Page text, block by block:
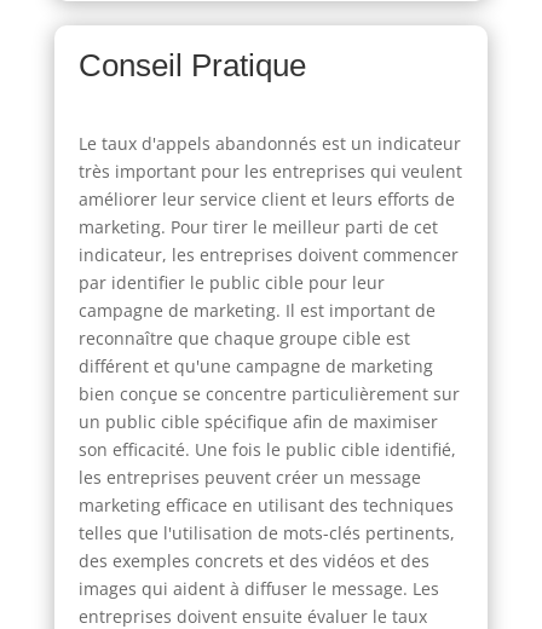
Conseil Pratique
Le taux d'appels abandonnés est un indicateur
très important pour les entreprises qui veulent
améliorer leur service client et leurs efforts de
marketing. Pour tirer le meilleur parti de cet
indicateur, les entreprises doivent commencer
par identifier le public cible pour leur
campagne de marketing. Il est important de
reconnaître que chaque groupe cible est
différent et qu'une campagne de marketing
bien conçue se concentre particulièrement sur
un public cible spécifique afin de maximiser
son efficacité. Une fois le public cible identifié,
les entreprises peuvent créer un message
marketing efficace en utilisant des techniques
telles que l'utilisation de mots-clés pertinents,
des exemples concrets et des vidéos et des
images qui aident à diffuser le message. Les
entreprises doivent ensuite évaluer le taux